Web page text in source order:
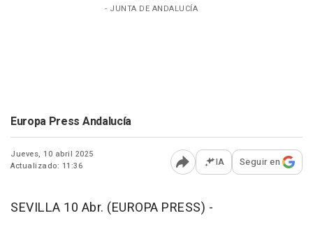
- JUNTA DE ANDALUCÍA
Europa Press Andalucía
Jueves, 10 abril 2025
Actualizado: 11:36
Abrir opciones para
IA Seguir en
SEVILLA 10 Abr. (EUROPA PRESS) -